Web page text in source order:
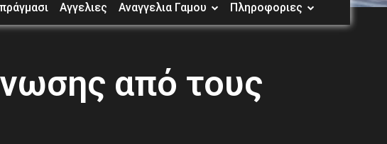
Αγγελιες Αναγγελια Γαμου Πληροφοριες
από τους